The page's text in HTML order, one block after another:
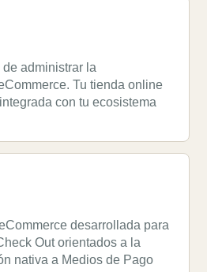
de administrar la
Tu tienda online
con tu ecosistema
desarrollada para
Out orientados a la
nativa a Medios de Pago